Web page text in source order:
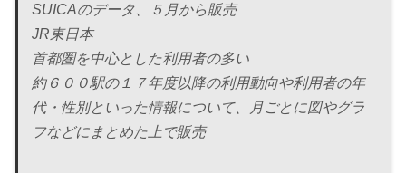
SUICAのデータ、５月から販売
JR東日本
首都圏を中心とした利用者の多い
約６００駅の１７年度以降の利用動向や利用者の年
代・性別といった情報について、月ごとに図やグラ
フなどにまとめた上で販売